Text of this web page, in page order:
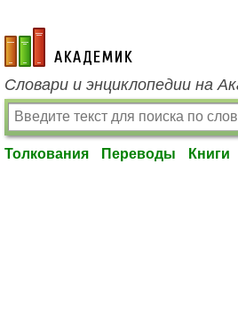
academic.ru
Словари и энциклопедии на
Толкования Переводы Книги